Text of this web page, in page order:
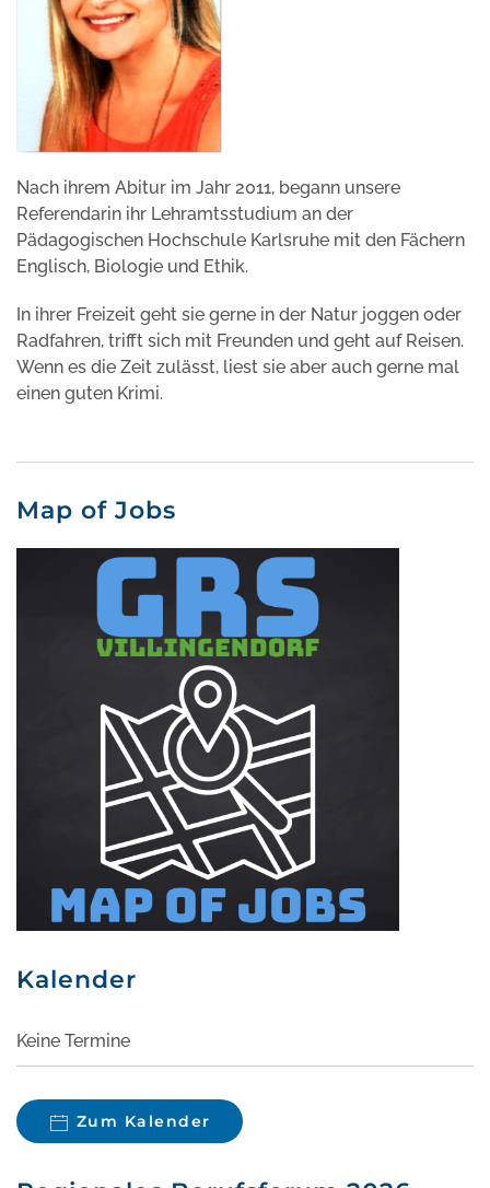
Nach ihrem Abitur im Jahr 2011, begann unsere
Referendarin ihr Lehramtsstudium an der
Pädagogischen Hochschule Karlsruhe mit den Fächern
Englisch, Biologie und Ethik.
In ihrer Freizeit geht sie gerne in der Natur joggen oder
Radfahren, trifft sich mit Freunden und geht auf Reisen.
Wenn es die Zeit zulässt, liest sie aber auch gerne mal
einen guten Krimi.
Map of Jobs
Kalender
Keine Termine
Zum Kalender